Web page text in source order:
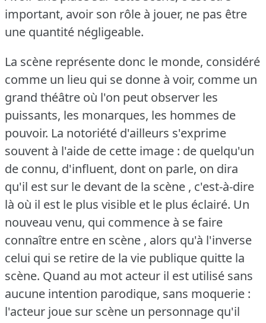
important, avoir son rôle à jouer, ne pas être
une quantité négligeable.
La scène représente donc le monde, considéré
comme un lieu qui se donne à voir, comme un
grand théâtre où l'on peut observer les
puissants, les monarques, les hommes de
pouvoir. La notoriété d'ailleurs s'exprime
souvent à l'aide de cette image : de quelqu'un
de connu, d'influent, dont on parle, on dira
qu'il est sur le devant de la scène , c'est-à-dire
là où il est le plus visible et le plus éclairé. Un
nouveau venu, qui commence à se faire
connaître entre en scène , alors qu'à l'inverse
celui qui se retire de la vie publique quitte la
scène. Quand au mot acteur il est utilisé sans
aucune intention parodique, sans moquerie :
l'acteur joue sur scène un personnage qu'il